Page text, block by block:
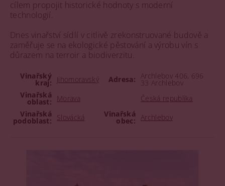
cílem propojit historické hodnoty s moderní
technologií.
Dnes vinařství sídlí v citlivě zrekonstruované budově a
zaměřuje se na ekologické pěstování a výrobu vín s
důrazem na terroir a biodiverzitu.
Vinařský
kraj: Jihomoravský Adresa: Archlebov 406, 696
33 Archlebov
Vinařská
oblast: Morava
Česká republika
Vinařská
podoblast: Slovácká Vinařská
obec: Archlebov